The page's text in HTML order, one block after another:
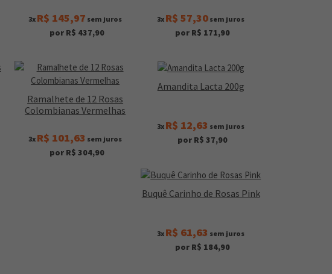
3x R$ 145,97 sem juros
por R$ 437,90
3x R$ 57,30 sem juros
por R$ 171,90
Ramalhete de 12 Rosas
Colombianas Vermelhas
3x R$ 101,63 sem juros
por R$ 304,90
Amandita Lacta 200g
3x R$ 12,63 sem juros
por R$ 37,90
Buquê Carinho de Rosas Pink
3x R$ 61,63 sem juros
por R$ 184,90